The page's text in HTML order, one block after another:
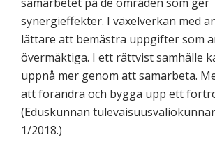
synergieffekter. I växelverkan med
lättare att bemästra uppgifter som
övermäktiga. I ett rättvist samhälle
uppnå mer genom att samarbeta.
att förändra och bygga upp ett
(Eduskunnan
1/2018.)